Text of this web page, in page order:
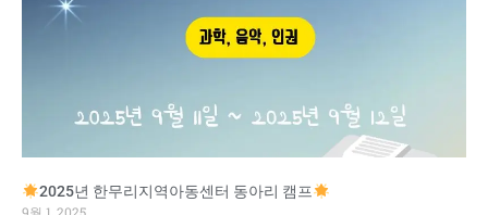
2025년 한무리지역아동센터 동아리 캠프